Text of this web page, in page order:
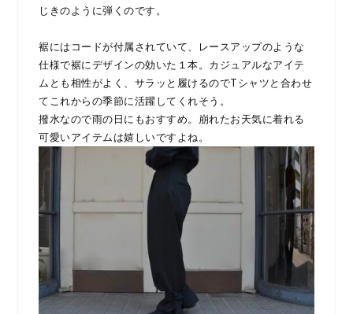
じきのように弾くのです。
裾にはコードが付属されていて、レースアップのような
仕様で裾にデザインの効いた１本。カジュアルなアイテ
ムとも相性がよく、サラッと履けるのでTシャツと合わせ
てこれからの季節に活躍してくれそう。
撥水なので雨の日にもおすすめ。崩れたお天気に着れる
可愛いアイテムは嬉しいですよね。